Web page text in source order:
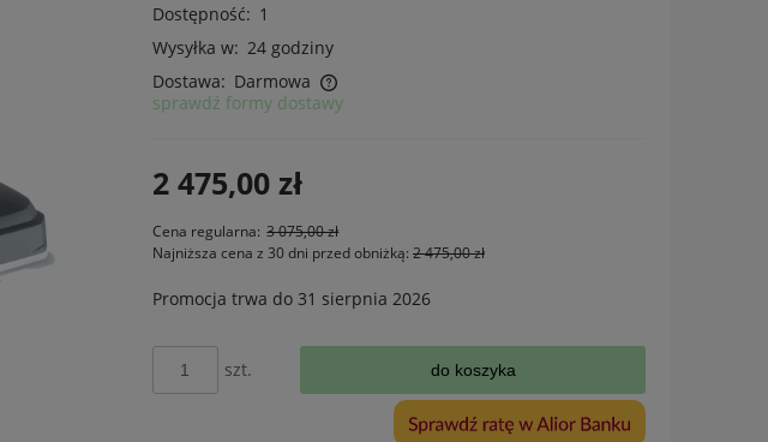
Dostępność: 1
Wysyłka w: 24 godziny
Dostawa: Darmowa
sprawdź formy dostawy
2 475,00 zł
Cena regularna: 3 075,00 zł
Najniższa cena z 30 dni przed obniżką: 2 475,00 zł
Promocja trwa do 31 sierpnia 2026
szt. do koszyka